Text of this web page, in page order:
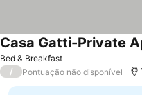
Bed & Breakfast
Ver preços
/ Pontuação não disponível